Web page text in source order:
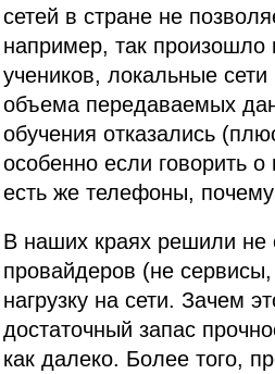
сетей в стране не
например, так произошло
учеников, локальные
объема передаваемых
обучения отказались
особенно если говорить
есть же телефоны,
В наших краях решили не
провайдеров (не
нагрузку на сети. Зачем
достаточный запас
как далеко. Более того,